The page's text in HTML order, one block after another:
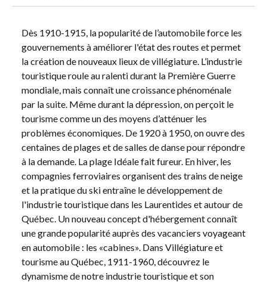
Dès 1910-1915, la popularité de l’automobile force les
gouvernements à améliorer l'état des routes et permet
la création de nouveaux lieux de villégiature. L’industrie
touristique roule au ralenti durant la Première Guerre
mondiale, mais connaît une croissance phénoménale
par la suite. Même durant la dépression, on perçoit le
tourisme comme un des moyens d’atténuer les
problèmes économiques. De 1920 à 1950, on ouvre des
centaines de plages et de salles de danse pour répondre
à la demande. La plage Idéale fait fureur. En hiver, les
compagnies ferroviaires organisent des trains de neige
et la pratique du ski entraîne le développement de
l'industrie touristique dans les Laurentides et autour de
Québec. Un nouveau concept d'hébergement connaît
une grande popularité auprès des vacanciers voyageant
en automobile : les «cabines». Dans Villégiature et
tourisme au Québec, 1911-1960, découvrez le
dynamisme de notre industrie touristique et son